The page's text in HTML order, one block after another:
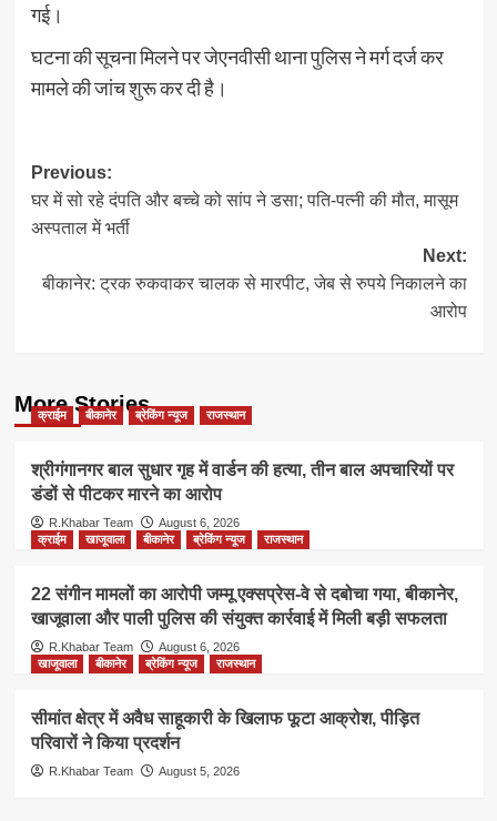
गई।
घटना की सूचना मिलने पर जेएनवीसी थाना पुलिस ने मर्ग दर्ज कर
मामले की जांच शुरू कर दी है।
Post
navigation
Previous:
घर में सो रहे दंपति और बच्चे को सांप ने डसा; पति-पत्नी की मौत, मासूम
अस्पताल में भर्ती
Next:
बीकानेर: ट्रक रुकवाकर चालक से मारपीट, जेब से रुपये निकालने का
आरोप
More Stories
क्राईम बीकानेर ब्रेकिंग न्यूज राजस्थान
श्रीगंगानगर बाल सुधार गृह में वार्डन की हत्या, तीन बाल अपचारियों पर
डंडों से पीटकर मारने का आरोप
R.Khabar Team
August 6, 2026
क्राईम
खाजूवाला बीकानेर ब्रेकिंग न्यूज राजस्थान
22 संगीन मामलों का आरोपी जम्मू एक्सप्रेस-वे से दबोचा गया, बीकानेर,
खाजूवाला और पाली पुलिस की संयुक्त कार्रवाई में मिली बड़ी सफलता
R.Khabar Team
August 6, 2026
खाजूवाला
बीकानेर ब्रेकिंग न्यूज राजस्थान
सीमांत क्षेत्र में अवैध साहूकारी के खिलाफ फूटा आक्रोश, पीड़ित
परिवारों ने किया प्रदर्शन
R.Khabar Team August 5, 2026